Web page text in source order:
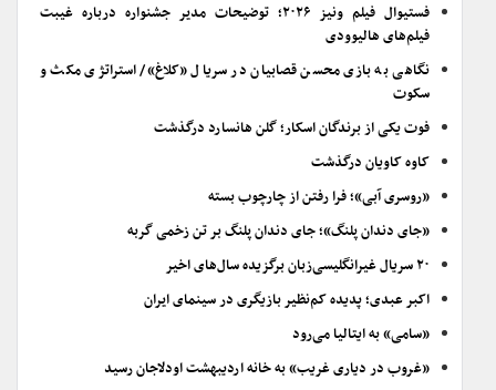
فستیوال فیلم ونیز ۲۰۲۶؛ توضیحات مدیر جشنواره درباره غیبت
فیلم‌های هالیوودی
نگاهی به بازی محسن قصابیان در سریال «کلاغ»/ استراتژی مکث و
سکوت
فوت یکی از برندگان اسکار؛ گلن هانسارد درگذشت
کاوه کاویان درگذشت
«روسری آبی»؛ فرا رفتن از چارچوب بسته
«جای دندان پلنگ»؛ جای دندان پلنگ بر تن زخمی گربه
۲۰ سریال غیرانگلیسی‌زبان برگزیده سال‌های اخیر
اکبر عبدی؛ پدیده کم‌نظیر بازیگری در سینمای ایران
«سامی» به ایتالیا می‌رود
«غروب در دیاری غریب» به خانه اردیبهشت اودلاجان رسید